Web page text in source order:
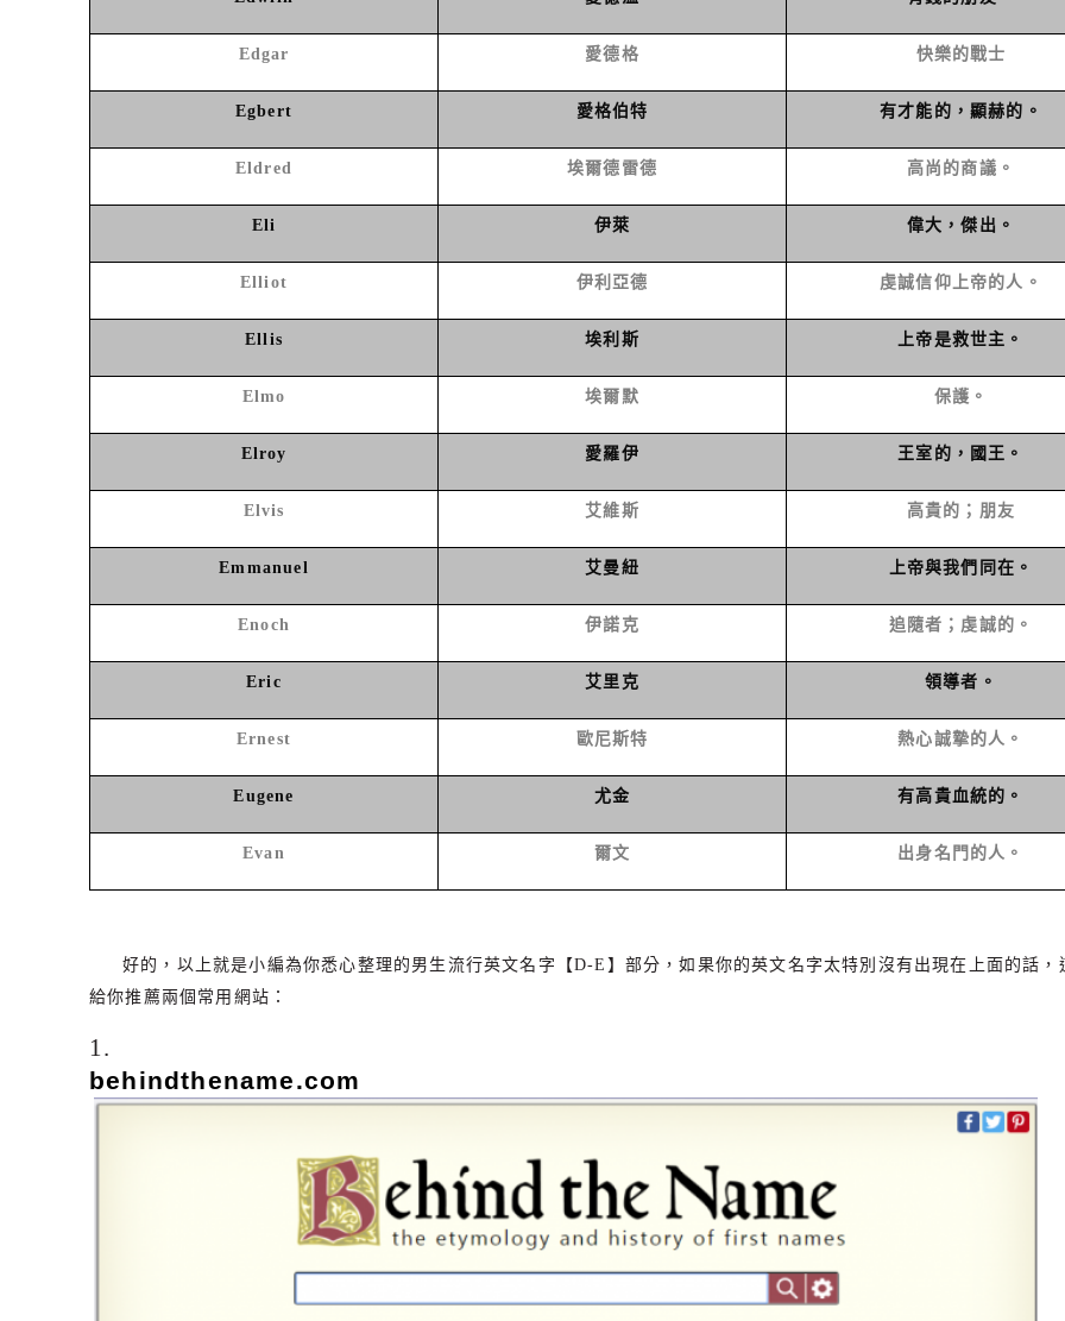
Edgar 愛德格 快樂的戰士
Egbert 愛格伯特 有才能的，顯赫的。
Eldred 埃爾德雷德 高尚的商議。
Eli 伊萊 偉大，傑出。
Elliot 伊利亞德 虔誠信仰上帝的人。
Ellis 埃利斯 上帝是救世主。
Elmo 埃爾默 保護。
Elroy 愛羅伊 王室的，國王。
Elvis 艾維斯 高貴的；朋友
Emmanuel 艾曼紐 上帝與我們同在。
Enoch 伊諾克 追隨者；虔誠的。
Eric 艾里克 領導者。
Ernest 歐尼斯特 熱心誠摯的人。
Eugene 尤金 有高貴血統的。
Evan 爾文 出身名門的人。
好的，以上就是小編為你悉心整理的男生流行英文名字【D-E 】部分，如果你的英文名字太特別沒有出現在上面的話，
給你推薦兩個常用網站：
1.
behindthename.com